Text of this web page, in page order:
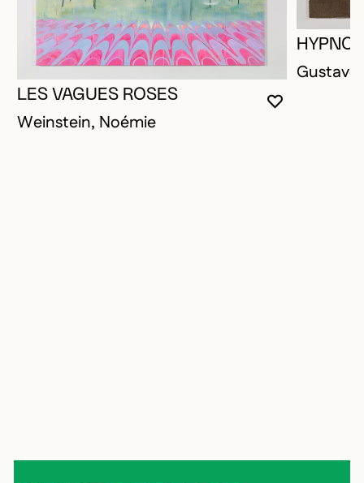
VOUS
FERMER
OUVRIR LA
LES VAGUES ROSES
Weinstein, Noémie